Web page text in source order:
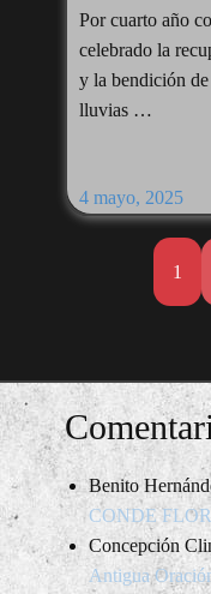
Por cuarto año
celebrado la
y la bendición de
lluvias …
4 mayo, 2025
1
Benito
CONDE
Concepción
Antigua